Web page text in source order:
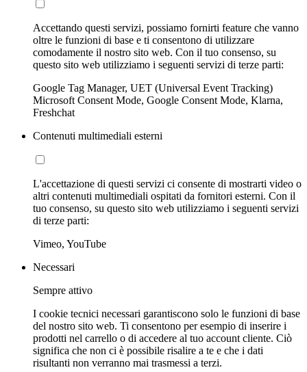
Accettando questi servizi, possiamo fornirti feature che vanno
oltre le funzioni di base e ti consentono di utilizzare
comodamente il nostro sito web. Con il tuo consenso, su
questo sito web utilizziamo i seguenti servizi di terze parti:
Google Tag Manager, UET (Universal Event Tracking)
Microsoft Consent Mode, Google Consent Mode, Klarna,
Freshchat
Contenuti multimediali esterni
L'accettazione di questi servizi ci consente di mostrarti video o
altri contenuti multimediali ospitati da fornitori esterni. Con il
tuo consenso, su questo sito web utilizziamo i seguenti servizi
di terze parti:
Vimeo, YouTube
Necessari
Sempre attivo
I cookie tecnici necessari garantiscono solo le funzioni di base
del nostro sito web. Ti consentono per esempio di inserire i
prodotti nel carrello o di accedere al tuo account cliente. Ciò
significa che non ci è possibile risalire a te e che i dati
risultanti non verranno mai trasmessi a terzi.